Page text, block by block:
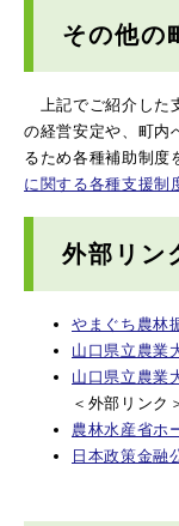
その他の
上記でご紹介した
の経営安定や、町内
るため各種補助制度
に関する各種支援制
外部リン
やまぐち農林
山口県立農業
山口県立農業
＜外部リンク
農林水産省ホ
日本政策金融